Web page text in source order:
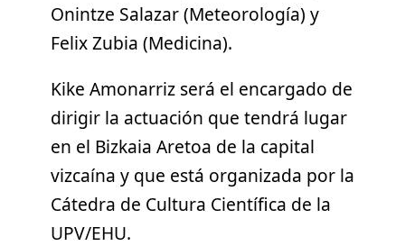
Onintze Salazar (Meteorología) y
Felix Zubia (Medicina).
Kike Amonarriz será el encargado de
dirigir la actuación que tendrá lugar
en el Bizkaia Aretoa de la capital
vizcaína y que está organizada por la
Cátedra de Cultura Científica de la
UPV/EHU.